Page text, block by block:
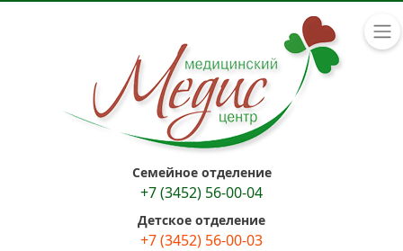
Семейное отделение
+7 (3452) 56-00-04
Детское отделение
+7 (3452) 56-00-03